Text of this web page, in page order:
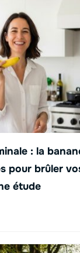
: la
pour brûler
étude